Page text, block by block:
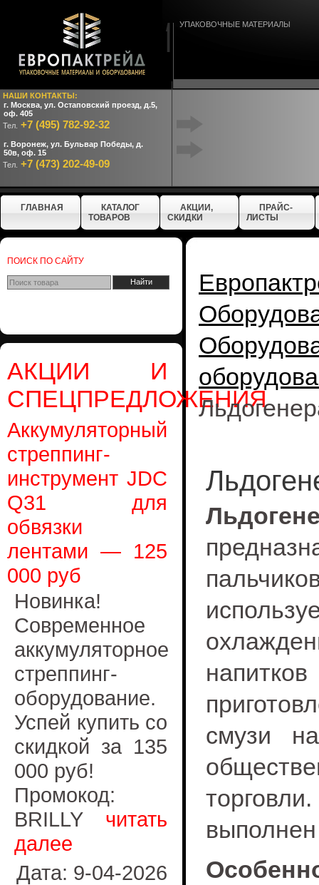
НАШИ КОНТАКТЫ:
г. Москва, ул. Остаповский проезд, д.5,
оф. 405
Тел. +7 (495) 782-92-32
г. Воронеж, ул. Бульвар Победы, д.
50в, оф. 15
Тел. +7 (473) 202-49-09
УПАКОВОЧНЫЕ МАТЕРИАЛЫ
ГЛАВНАЯ
КАТАЛОГ
ТОВАРОВ
АКЦИИ,
СКИДКИ
ПРАЙС-
ЛИСТЫ
ПОИСК ПО САЙТУ
АКЦИИ И
СПЕЦПРЕДЛОЖЕНИЯ
Аккумуляторный
стреппинг-
инструмент JDC
Q31 для
обвязки
лентами — 125
000 руб
Новинка!
Современное
аккумуляторное
стреппинг-
оборудование.
Успей купить со
скидкой за 135
000 руб!
Промокод:
BRILLY читать
далее
Дата: 9-04-2026
смузи